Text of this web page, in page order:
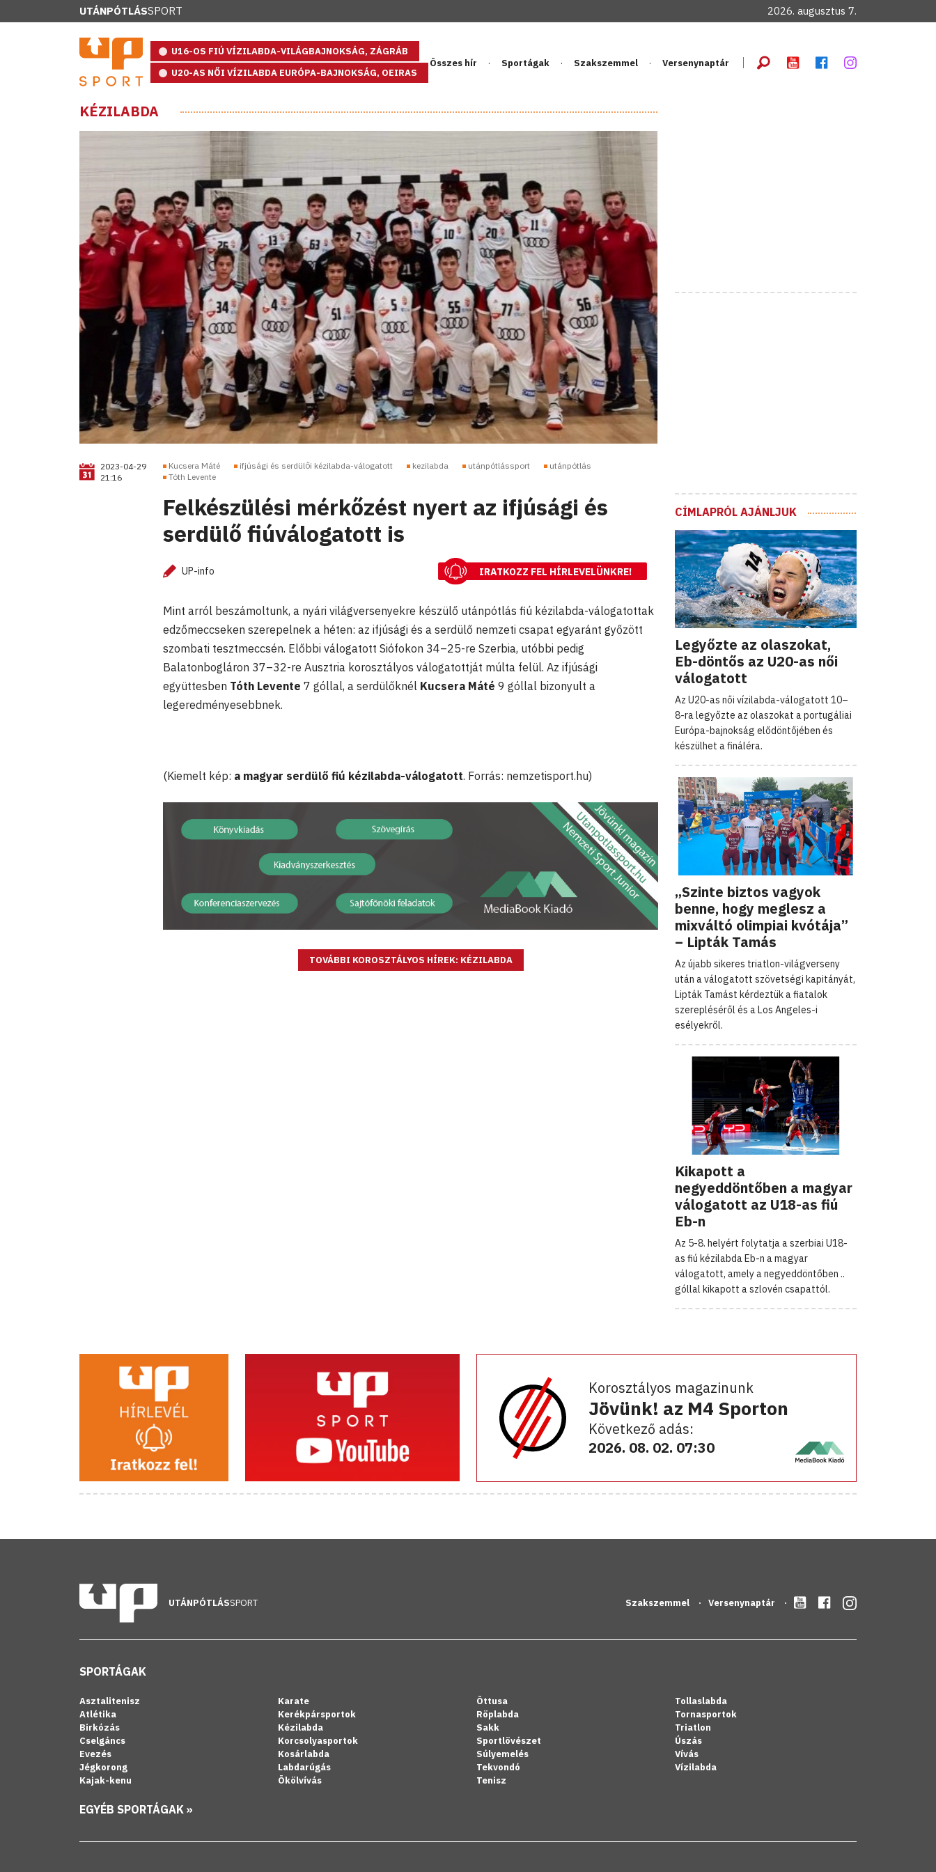
UTÁNPÓTLÁSSPORT 2026. augusztus 7.
U16-OS FIÚ VÍZILABDA-VILÁGBAJNOKSÁG, ZÁGRÁB
U20-AS NŐI VÍZILABDA EURÓPA-BAJNOKSÁG, OEIRAS
Összes hír Sportágak Szakszemmel Versenynaptár
KÉZILABDA
2023-04-29
21:16
Kucsera Máté ifjúsági és serdülői kézilabda-válogatott kezilabda utánpótlássport
utánpótlás
Tóth Levente
Felkészülési mérkőzést nyert az ifjúsági és
serdülő fiúválogatott is
UP-info IRATKOZZ FEL HÍRLEVELÜNKRE!
Mint arról beszámoltunk, a nyári világversenyekre készülő utánpótlás fiú kézilabda-válogatottak
edzőmeccseken szerepelnek a héten: az ifjúsági és a serdülő nemzeti csapat egyaránt győzött
szombati tesztmeccsén. Előbbi válogatott Siófokon 34–25-re Szerbia, utóbbi pedig
Balatonbogláron 37–32-re Ausztria korosztályos válogatottját múlta felül. Az ifjúsági
együttesben Tóth Levente 7 góllal, a serdülőknél Kucsera Máté 9 góllal bizonyult a
legeredményesebbnek.
(Kiemelt kép: a magyar serdülő fiú kézilabda-válogatott. Forrás: nemzetisport.hu)
TOVÁBBI KOROSZTÁLYOS HÍREK: KÉZILABDA
CÍMLAPRÓL AJÁNLJUK
Legyőzte az olaszokat,
Eb-döntős az U20-as női
válogatott
Az U20-as női vízilabda-válogatott 10–
8-ra legyőzte az olaszokat a portugáliai
Európa-bajnokság elődöntőjében és
készülhet a fináléra.
„Szinte biztos vagyok
benne, hogy meglesz a
mixváltó olimpiai kvótája”
– Lipták Tamás
Az újabb sikeres triatlon-világverseny
után a válogatott szövetségi kapitányát,
Lipták Tamást kérdeztük a fiatalok
szerepléséről és a Los Angeles-i
esélyekről.
Kikapott a
negyeddöntőben a magyar
válogatott az U18-as fiú
Eb-n
Az 5-8. helyért folytatja a szerbiai U18-
as fiú kézilabda Eb-n a magyar
válogatott, amely a negyeddöntőben ..
góllal kikapott a szlovén csapattól.
Korosztályos magazinunk
Jövünk! az M4 Sporton
Következő adás:
2026. 08. 02. 07:30
UTÁNPÓTLÁSSPORT Szakszemmel Versenynaptár
SPORTÁGAK
Asztalitenisz
Atlétika
Birkózás
Cselgáncs
Evezés
Jégkorong
Kajak-kenu
Karate
Kerékpársportok
Kézilabda
Korcsolyasportok
Kosárlabda
Labdarúgás
Ökölvívás
Öttusa
Röplabda
Sakk
Sportlövészet
Súlyemelés
Tekvondó
Tenisz
Tollaslabda
Tornasportok
Triatlon
Úszás
Vívás
Vízilabda
EGYÉB SPORTÁGAK »